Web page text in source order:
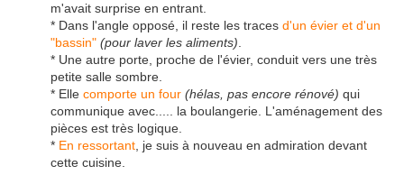
m'avait surprise en entrant.
* Dans l'angle opposé, il reste les traces d'un évier et d'un
"bassin" (pour laver les aliments)
* Une autre porte, proche de l'évier, conduit vers une très
petite salle sombre.
* Elle comporte un four (hélas, pas encore rénové) qui
communique avec..... la boulangerie. L'aménagement des
pièces est très logique.
* En ressortant , je suis à nouveau en admiration devant
cette cuisine.